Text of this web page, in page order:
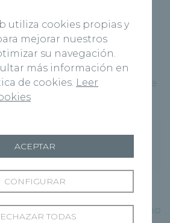
la estructura del hueso
la posición de los dedos
como que un pie
el otro
prevenir la aparición
o callos?
callos pasa por seguir una
utilizar un calzado
ajuste correctamente al pie, no
utiliza cookies propias y
mejorar nuestros
su navegación.
más información en
de cookies. Leer
TODAS
CONFIGURAR
ACEPTAR